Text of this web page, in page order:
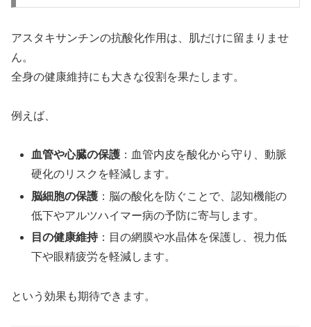
アスタキサンチンの抗酸化作用は、肌だけに留まりませ
ん。
全身の健康維持にも大きな役割を果たします。
例えば、
血管や心臓の保護 ：血管内皮を酸化から守り、動脈
硬化のリスクを軽減します。
脳細胞の保護 ：脳の酸化を防ぐことで、認知機能の
低下やアルツハイマー病の予防に寄与します。
目の健康維持：目の網膜や水晶体を保護し、視力低
下や眼精疲労を軽減します。
という効果も期待できます。